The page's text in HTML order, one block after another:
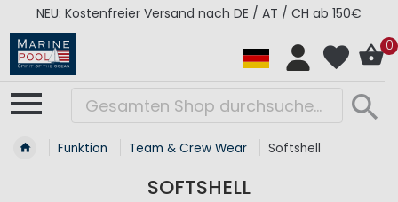
Kostenfreier Versand nach DE / AT / CH ab 150€
0
Funktion Team & Crew Wear Softshell
SOFTSHELL